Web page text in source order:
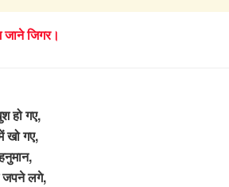
जाने जिगर।
हो गए,
खो गए,
जपने लगे,